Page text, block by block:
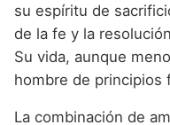
su espíritu de
de la fe y la
Su vida, aunque
hombre de principios
La combinación de